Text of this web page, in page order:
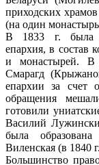
при­ходских
(на один
В 1833 г. была
епархия, в состав
и мона­стырей. В
Смарагд
епархии за счет
обращения
готовили
Василий
была
Виленская (в 1840
Большинство